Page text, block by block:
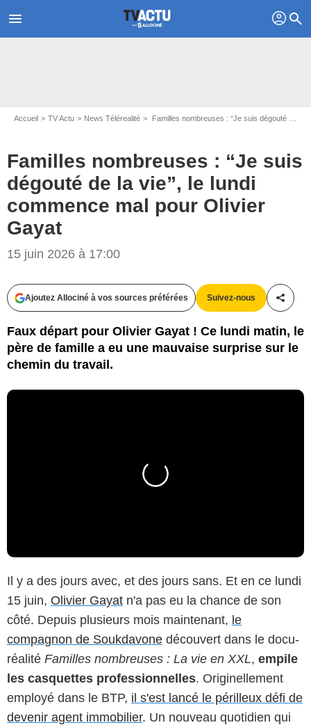
menu profil search
Accueil TV Actu News Télérealité Familles nombreuses : “Je suis dégouté de la vie”, le lundi commence mal pour Olivier Gayat
Familles nombreuses : “Je suis
dégouté de la vie”, le lundi
commence mal pour Olivier
Gayat
15 juin 2026 à 17:00
Ajoutez Allociné à vos sources préférées Suivez-nous
Faux départ pour Olivier Gayat ! Ce lundi matin, le
père de famille a eu une mauvaise surprise sur le
chemin du travail.
Il y a des jours avec, et des jours sans. Et en ce lundi
15 juin, Olivier Gayat n'a pas eu la chance de son
côté. Depuis plusieurs mois maintenant, le
compagnon de Soukdavone découvert dans le docu-
réalité Familles nombreuses : La vie en XXL, empile
les casquettes professionnelles. Originellement
employé dans le BTP, il s'est lancé le périlleux défi de
devenir agent immobilier. Un nouveau quotidien qui